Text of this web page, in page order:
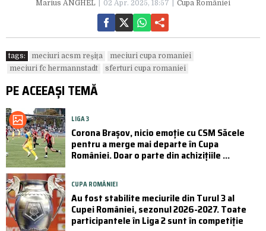
Marius ANGHEL 02 Apr. 2025, 18:57 Cupa României
tags: meciuri acsm reșița
meciuri cupa romaniei
meciuri fc hermannstadt
sferturi cupa romaniei
PE ACEEAȘI TEMĂ
LIGA 3
Corona Brașov, nicio emoție cu CSM Săcele
pentru a merge mai departe în Cupa
României. Doar o parte din achizițiile ...
CUPA ROMÂNIEI
Au fost stabilite meciurile din Turul 3 al
Cupei României, sezonul 2026-2027. Toate
participantele în Liga 2 sunt în competiție